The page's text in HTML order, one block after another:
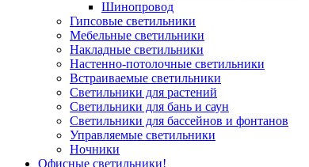
Шинопровод
Гипсовые светильники
Мебельные светильники
Накладные светильники
Настенно-потолочные светильники
Встраиваемые светильники
Светильники для растений
Светильники для бань и саун
Светильники для бассейнов и фонтанов
Управляемые светильники
Ночники
Офисные светильники!